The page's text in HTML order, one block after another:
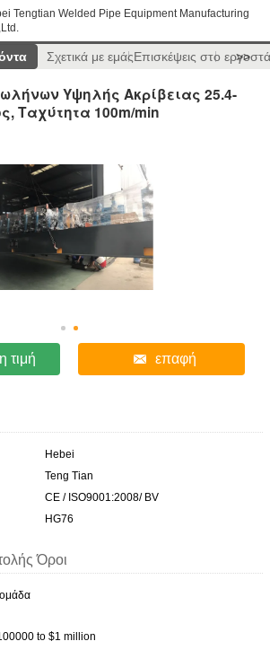
Tengtian Welded Pipe Equipment Manufacturing
Σχετικά με εμάςΕπισκέψεις στο >>
Υψηλής Ακρίβειας 25.4-
Ταχύτητα 100m/min
τιμή επαφή
Hebei
Teng Tian
CE / ISO9001:2008/ BV
HG76
Όροι
to $1 million